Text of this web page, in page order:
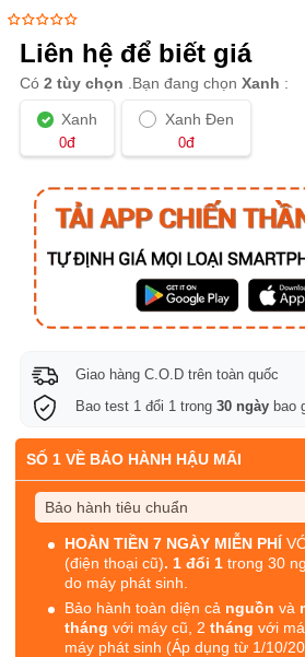
Liên hệ để biết giá
Có2 tùy chọn .Bạn đang chọnXanh :
Xanh
0đ
Xanh Đen
0đ
Giao hàng C.O.D trên toàn quốc
Bao test 1 đổi 1 trong30 ngày bao
SỐ 1 VỀ BẢO HÀNH HẬU MÃI
HOÀN TIỀN 7 NGÀY MIỄN PHÍ
(điện thoại cũ). 1 đổi 1 trong 30
do máy phát sinh.
Bảo hành toàn diện cả nguồn và
tháng với máy cũ, 2 tháng với
máy phát sinh (Áp dụng từ 1/10/